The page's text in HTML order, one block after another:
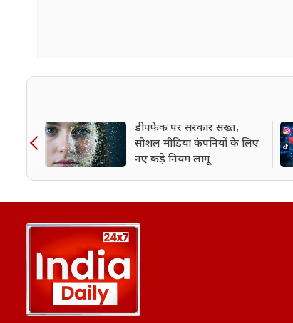
डीपफेक पर सरकार सख्त,
सोशल मीडिया कंपनियों के लिए
नए कड़े नियम लागू